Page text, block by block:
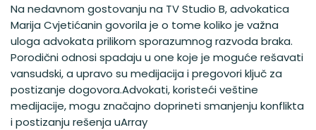
Na nedavnom gostovanju na TV Studio B, advokatica
Marija Cvjetićanin govorila je o tome koliko je važna
uloga advokata prilikom sporazumnog razvoda braka.
Porodični odnosi spadaju u one koje je moguće rešavati
vansudski, a upravo su medijacija i pregovori ključ za
postizanje dogovora.Advokati, koristeći veštine
medijacije, mogu značajno doprineti smanjenju konflikta
i postizanju rešenja uArray